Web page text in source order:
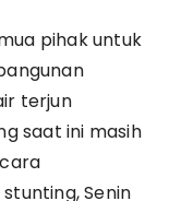
pihak untuk
terjun
saat ini masih
Senin